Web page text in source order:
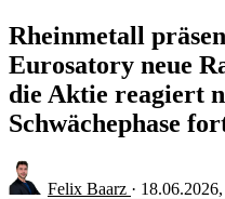
Rheinmetall
Eurosatory neue
die Aktie reagiert
Schwächephase
Felix Baarz ·